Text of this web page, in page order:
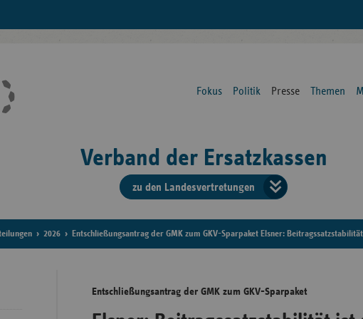
Fokus Politik Presse Themen
Verband der Ersatzkassen
zu den Landesvertretungen
der
2026 Entschließungsantrag der GMK zum GKV-Sparpaket Elsner:
Entschließungsantrag der GMK zum GKV-Sparpaket